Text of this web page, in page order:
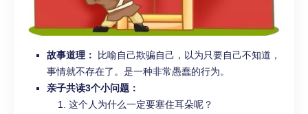
故事道理：
比喻自己欺骗自己，以为只要自己不知道，
事情就不存在了。是一种非常愚蠢的行为。
亲子共读3个小问题：
这个人为什么一定要塞住耳朵呢？